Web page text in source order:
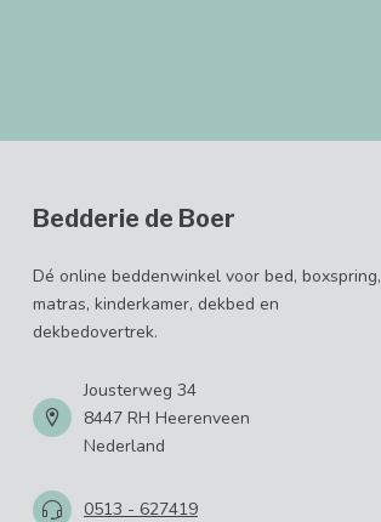
Bedderie de Boer
Dé online beddenwinkel voor bed, boxspring,
matras, kinderkamer, dekbed en
dekbedovertrek.
Jousterweg 34
8447 RH Heerenveen
Nederland
0513 - 627419